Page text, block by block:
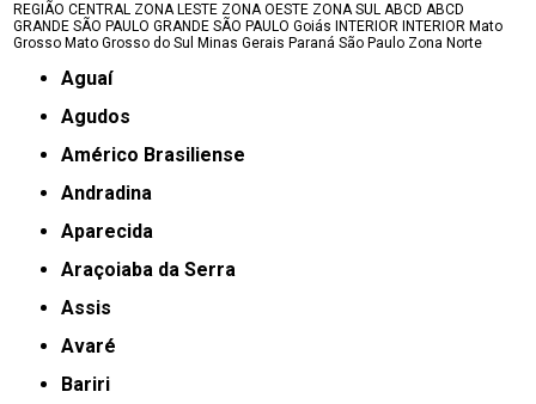
REGIÃO CENTRAL ZONA LESTE ZONA OESTE ZONA SUL ABCD ABCD
GRANDE SÃO PAULO GRANDE SÃO PAULO Goiás INTERIOR INTERIOR Mato
Grosso Mato Grosso do Sul Minas Gerais Paraná São Paulo Zona Norte
Aguaí
Agudos
Américo Brasiliense
Andradina
Aparecida
Araçoiaba da Serra
Assis
Avaré
Bariri